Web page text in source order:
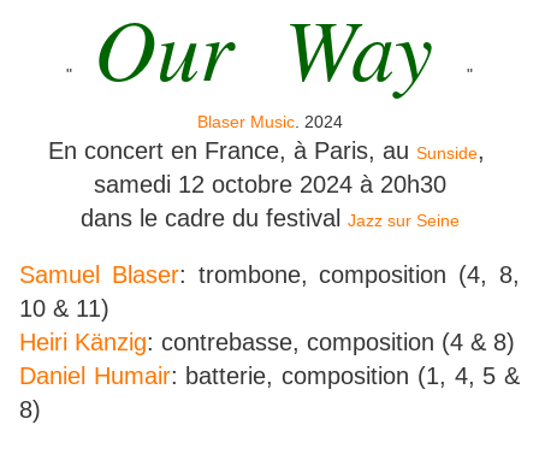
" Our Way "
Blaser Music. 2024
En concert en France, à Paris, au Sunside,
samedi 12 octobre 2024 à 20h30
dans le cadre du festival
Jazz sur Seine
Samuel Blaser: trombone, composition (4, 8,
10 & 11)
Heiri Känzig: contrebasse, composition (4 & 8)
Daniel Humair: batterie, composition (1, 4, 5 &
8)